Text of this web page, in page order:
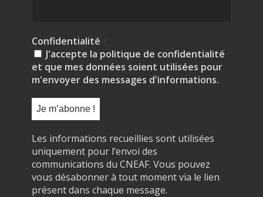
Confidentialité
J'accepte la politique de confidentialité
et que mes données soient utilisées pour
m'envoyer des messages d'informations.
Les informations recueillies sont utilisées
uniquement pour l’envoi des
communications du CNEAF. Vous pouvez
vous désabonner à tout moment via le lien
présent dans chaque message.